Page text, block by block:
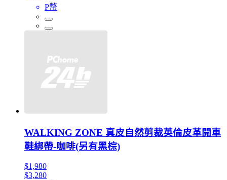
P幣
WALKING ZONE 真皮自然剪裁英倫皮革開車
鞋綁帶-咖啡(另有黑棕)
$1,980
$3,280